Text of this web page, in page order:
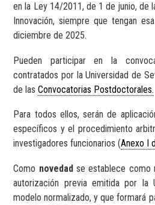
en la Ley 14/2011, de 1 de junio, de
Innovación, siempre que tengan
diciembre de 2025.
Pueden participar en la
contratados por la Universidad de
de lasConvocatorias Postdoctorales.
Para todos ellos, serán de
específicos y el procedimiento
investigadores funcionarios (Anexo I
Como novedadse establece como
autorización previa emitida por la
modelo normalizado, y que formará